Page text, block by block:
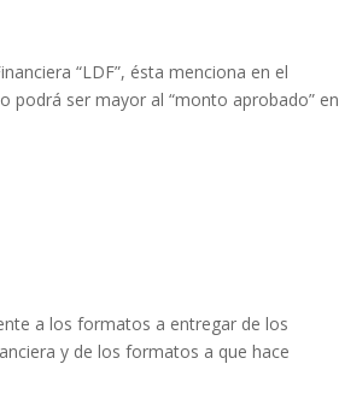
“LDF”, ésta menciona en el
podrá ser mayor al “monto aprobado” en
a los formatos a entregar de los
y de los formatos a que hace